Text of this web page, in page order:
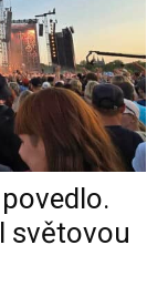
světovou